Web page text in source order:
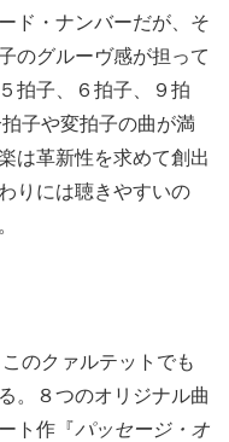
ド・ナンバーだが、そ
のグルーヴ感が担って
拍子、６拍子、９拍
子や変拍子の曲が満
は革新性を求めて創出
りには聴きやすいの
のクァルテットでも
。８つのオリジナル曲
ト作『パッセージ・オ